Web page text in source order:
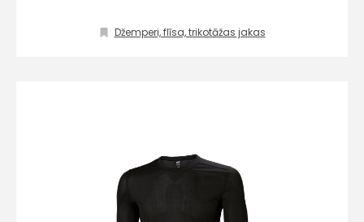
Džemperi, flīsa, trikotāžas jakas